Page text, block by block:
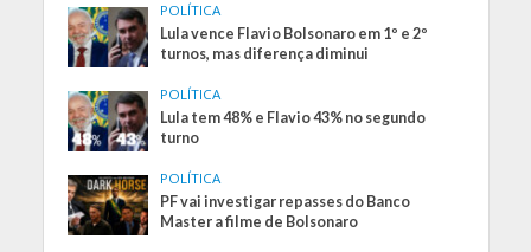
POLÍTICA
Lula vence Flavio Bolsonaro em 1º e 2º
turnos, mas diferença diminui
POLÍTICA
Lula tem 48% e Flavio 43% no segundo
turno
POLÍTICA
PF vai investigar repasses do Banco
Master a filme de Bolsonaro